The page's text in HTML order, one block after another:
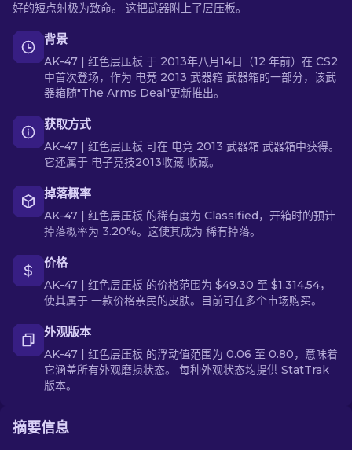
好的短点射极为致命。 这把武器附上了层压板。
背景
AK-47 | 红色层压板 于 2013年八月14日（12 年前）在 CS2
中首次登场，作为 电竞 2013 武器箱 武器箱的一部分，该武
器箱随"The Arms Deal"更新推出。
获取方式
AK-47 | 红色层压板 可在 电竞 2013 武器箱 武器箱中获得。
它还属于 电子竞技2013收藏 收藏。
掉落概率
AK-47 | 红色层压板 的稀有度为 Classified，开箱时的预计
掉落概率为 3.20%。这使其成为 稀有掉落。
价格
AK-47 | 红色层压板 的价格范围为 $49.30 至 $1,314.54，
使其属于 一款价格亲民的皮肤。目前可在多个市场购买。
外观版本
AK-47 | 红色层压板 的浮动值范围为 0.06 至 0.80，意味着
它涵盖所有外观磨损状态。 每种外观状态均提供 StatTrak
版本。
摘要信息